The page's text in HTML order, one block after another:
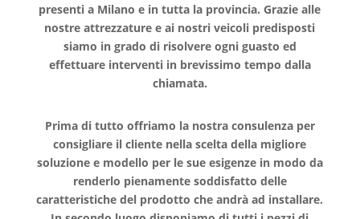
presenti a Milano e in tutta la provincia. Grazie alle
nostre attrezzature e ai nostri veicoli predisposti
siamo in grado di risolvere ogni guasto ed
effettuare interventi in brevissimo tempo dalla
chiamata.
Prima di tutto offriamo la nostra consulenza per
consigliare il cliente nella scelta della migliore
soluzione e modello per le sue esigenze in modo da
renderlo pienamente soddisfatto delle
caratteristiche del prodotto che andrà ad installare.